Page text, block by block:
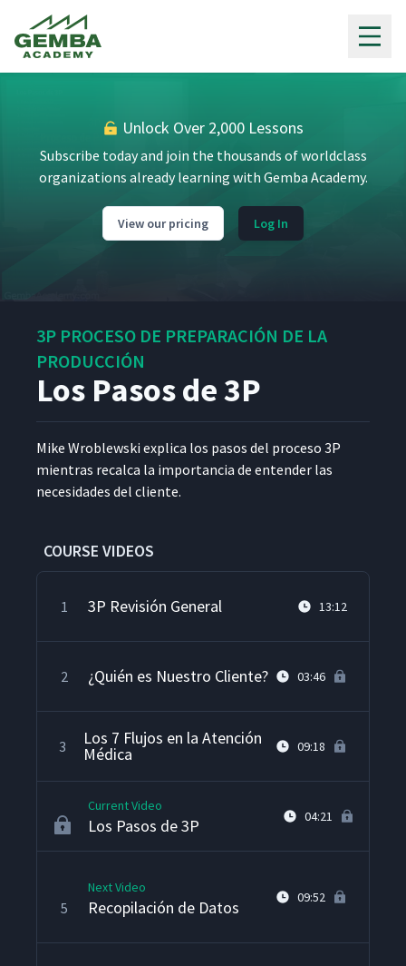
Unlock Over 2,000 Lessons
Subscribe today and join the thousands of worldclass
organizations already learning with Gemba Academy.
View our pricing Log In
3P PROCESO DE PREPARACIÓN DE LA
PRODUCCIÓN
Los Pasos de 3P
Mike Wrob­lews­ki expli­ca los pasos del pro­ce­so 3P
mien­tras recal­ca la impor­tan­cia de enten­der las
necesi­dades del cliente.
COURSE VIDEOS
1 3P Revisión General 13:12
2 ¿Quién es Nuestro Cliente? 03:46
3 Los 7 Flujos en la Atención
Médica 09:18
Current Video
Los Pasos de 3P 04:21
5
Next Video
Recopilación de Datos 09:52